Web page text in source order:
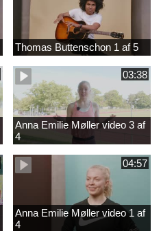
Thomas Buttenschon 1 af 5
03:38
Anna Emilie Møller video 3 af
4
04:57
Anna Emilie Møller video 1 af
4